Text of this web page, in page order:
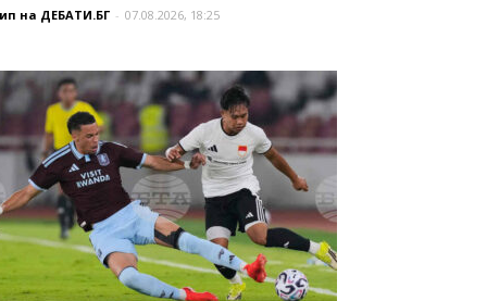
на ДЕБАТИ.БГ - 07.08.2026, 18:25